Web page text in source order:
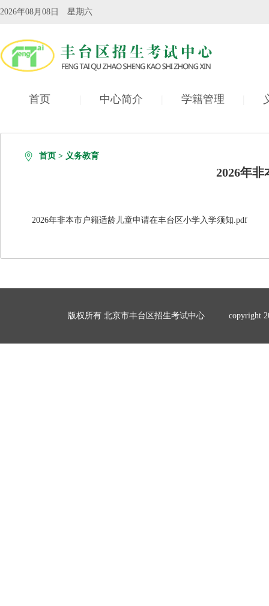
2026年08月08日 星期六
首页 中心简介 学籍管理
首页 > 义务教育
2026年
2026年非本市户籍适龄儿童申请在丰台区小学入学须知.pdf
版权所有 北京市丰台区招生考试中心 copyright